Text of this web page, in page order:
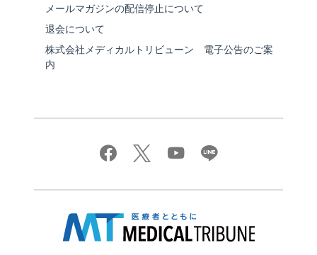
メールマガジンの配信停止について
退会について
株式会社メディカルトリビューン 電子公告のご案
内